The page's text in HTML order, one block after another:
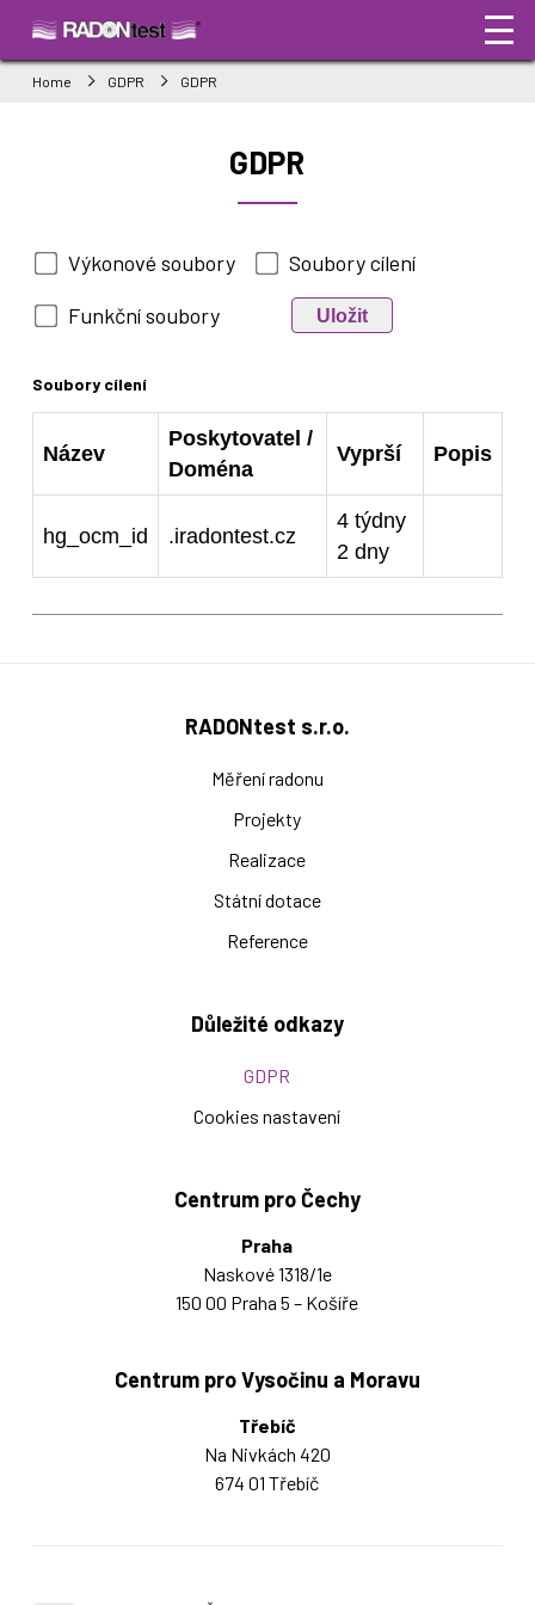
Home GDPR GDPR
GDPR
Výkonové soubory
Soubory cílení
Funkční soubory
Uložit
Soubory cílení
Název
Poskytovatel /
Doména
Vyprší Popis
hg_ocm_id .iradontest.cz
4 týdny
2 dny
RADONtest s.r.o.
Měření radonu
Projekty
Realizace
Státní dotace
Reference
Důležité odkazy
GDPR
Cookies nastavení
Centrum pro Čechy
Praha
Naskové 1318/1e
150 00 Praha 5 – Košíře
Centrum pro Vysočinu a Moravu
Třebíč
Na Nivkách 420
674 01 Třebíč